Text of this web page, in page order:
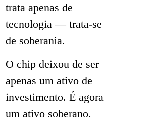
trata apenas de
tecnologia — trata-se
de soberania.
O chip deixou de ser
apenas um ativo de
investimento. É agora
um ativo soberano.